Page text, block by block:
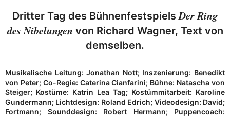
Dritter Tag des Bühnenfestspiels Der Ring
des Nibelungen von Richard Wagner, Text von
demselben.
Musikalische Leitung: Jonathan Nott; Inszenierung: Benedikt
von Peter; Co-Regie: Caterina Cianfarini; Bühne: Natascha von
Steiger; Kostüme: Katrin Lea Tag; Kostümmitarbeit: Karoline
Gundermann; Lichtdesign: Roland Edrich; Videodesign: David;
Fortmann; Sounddesign: Robert Hermann; Puppencoach: